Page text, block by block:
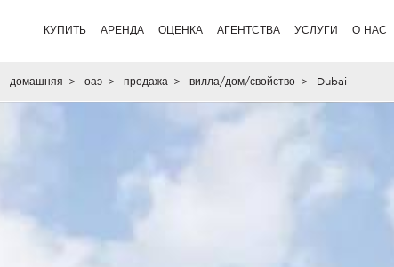
КУПИТЬ АРЕНДА ОЦЕНКА АГЕНТСТВА УСЛУГИ О НАС
домашняя > оаэ > продажа > вилла/дом/свойство > Dubai